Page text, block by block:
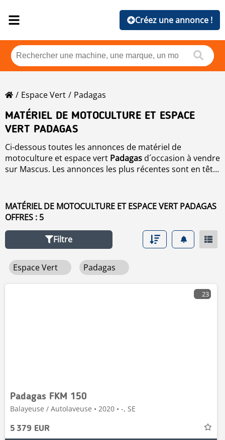
Créez une annonce !
Espace Vert
Padagas
MATÉRIEL DE MOTOCULTURE ET ESPACE
VERT PADAGAS
Ci-dessous toutes les annonces de matériel de
motoculture et espace vert Padagas d´occasion à vendre
sur Mascus. Les annonces les plus récentes sont en tête
marque, année, prix, heures d´utilisation, pays.
MATÉRIEL DE MOTOCULTURE ET ESPACE VERT PADAGAS
OFFRES : 5
Filtre
Espace Vert Padagas
23
Padagas FKM 150
Balayeuse / Autolaveuse • 2020 • -, SE
5 379 EUR